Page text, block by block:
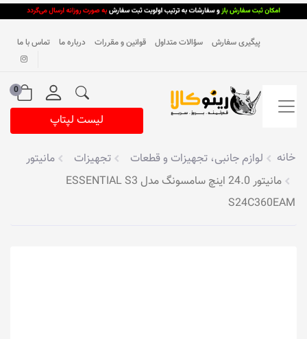
پیگیری سفارش سؤالات متداول قوانین و مقررات درباره ما تماس با ما
0
لیست لپتاپ
خانه لوازم جانبی، تجهیزات و قطعات تجهیزات
مانیتور
مانیتور 24.0 اینچ سامسونگ مدل ESSENTIAL S3
S24C360EAM